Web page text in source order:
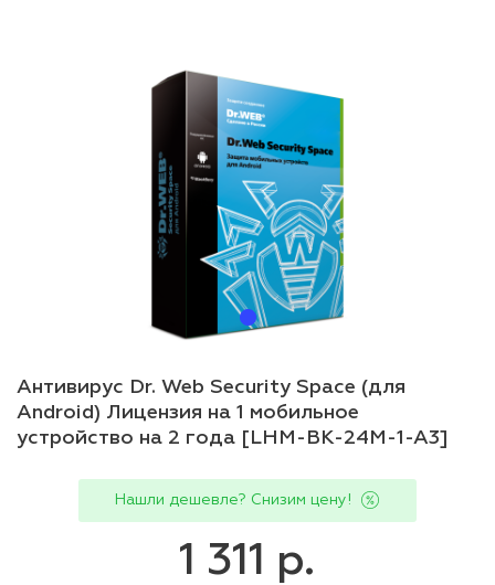
Антивирус Dr. Web Security Space (для
Android) Лицензия на 1 мобильное
устройство на 2 года [LHM-BK-24M-1-A3]
Нашли дешевле? Снизим цену!
1 311 р.